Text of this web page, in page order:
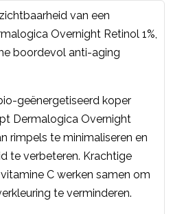
van een
Overnight Retinol 1%,
boordevol anti-aging
geënergetiseerd koper
Dermalogica Overnight
rimpels te minimaliseren en
te verbeteren. Krachtige
C werken samen om
te verminderen.